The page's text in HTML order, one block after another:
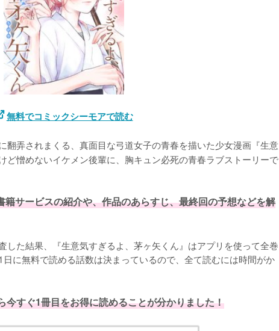
無料でコミックシーモアで読む
翻弄されまくる、真面目な弓道女子の青春を描いた少女漫画『生意
ど憎めないイケメン後輩に、胸キュン必死の青春ラブストーリーで
籍サービスの紹介や、作品のあらすじ、最終回の予想などを解
した結果、『生意気すぎるよ、茅ヶ矢くん』はアプリを使って全巻
に無料で読める話数は決まっているので、全て読むには時間がか
今すぐ1冊目をお得に読めることが分かりました！